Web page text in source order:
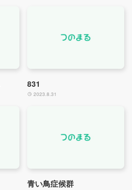
831
2023.8.31
青い鳥症候群